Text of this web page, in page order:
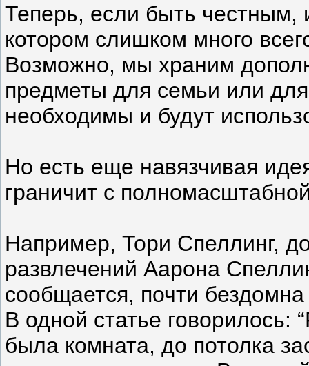
Теперь, если быть
котором слишком много
Возможно, мы храним
предметы для семьи или
необходимы и будут
Но есть еще навязчивая
граничит с
Например, Тори Спеллинг,
развлечений Аарона
сообщается, почти
В одной статье говорилось:
была комната, до потолка